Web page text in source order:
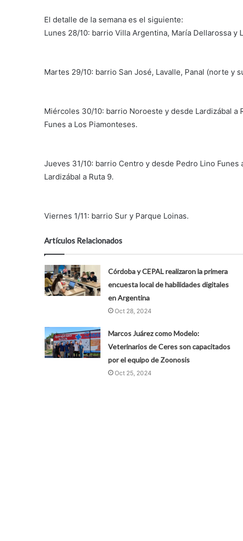
El detalle de la semana es el siguiente:
Lunes 28/10: barrio Villa Argentina, María Dellarossa y
Martes 29/10: barrio San José, Lavalle, Panal (norte y
Miércoles 30/10: barrio Noroeste y desde Lardizábal a
Funes a Los Piamonteses.
Jueves 31/10: barrio Centro y desde Pedro Lino Funes
Lardizábal a Ruta 9.
Viernes 1/11: barrio Sur y Parque Loinas.
Artículos Relacionados
Córdoba y CEPAL realizaron la primera
encuesta local de habilidades digitales
en Argentina
Oct 28, 2024
Marcos Juárez como Modelo:
Veterinarios de Ceres son capacitados
por el equipo de Zoonosis
Oct 25, 2024